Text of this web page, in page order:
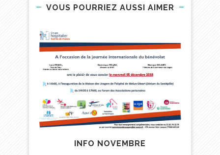
VOUS POURRIEZ AUSSI AIMER
INFO NOVEMBRE